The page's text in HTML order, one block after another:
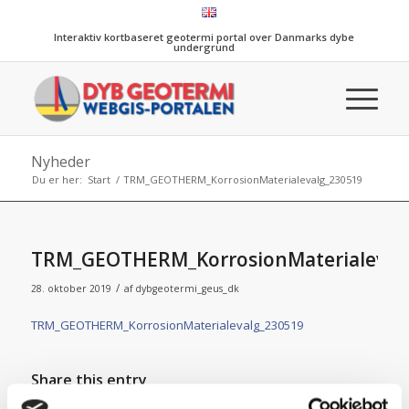
Interaktiv kortbaseret geotermi portal over Danmarks dybe
undergrund
Nyheder
Du er her: Start / TRM_GEOTHERM_KorrosionMaterialevalg_230519
28. oktober 2019 / af dybgeotermi_geus_dk
TRM_GEOTHERM_KorrosionMaterialevalg_230519
Share this entry